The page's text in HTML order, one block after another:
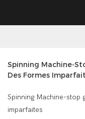
Spinning Machine-
Des Formes
Spinning Machine-stop
imparfaites